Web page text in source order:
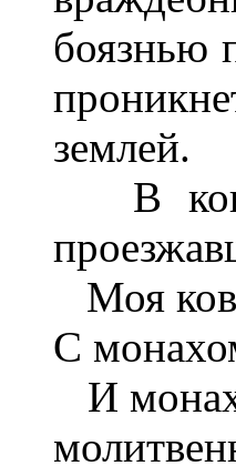
боязнью
землей.
В
Моя
С
И монах